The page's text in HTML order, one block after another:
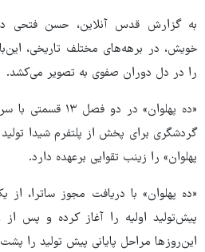
به گزارش قدس آنلاین، حسن فتحی در
خویش، در برهه‌های مختلف تاریخی،
را در دل دوران صفوی به تصویر می‌کشد.
«ده پهلوان» در دو
گردشگری برای پخش از پلتفرم شیدا
پهلوان» را زینب تقوایی برعهده‌ دارد.
«ده پهلوان» با دریافت مجوز ساترا،
پیش‌تولید اولیه را آغاز کرده و پس
این‌روزها مراحل پایانی پیش تولید را